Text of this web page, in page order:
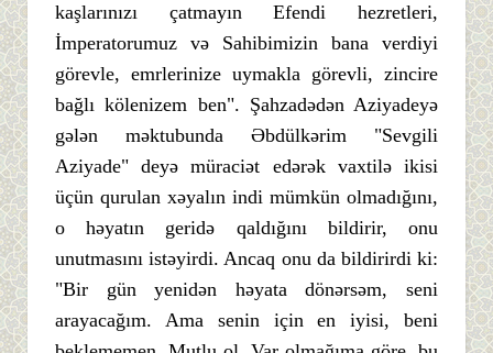
kaşlarınızı çatmayın Efendi hezretleri,
İmperatorumuz və Sahibimizin bana verdiyi
görevle, emrlerinize uymakla görevli, zincire
bağlı kölenizem ben". Şahzadədən Aziyadeyə
gələn məktubunda Əbdülkərim "Sevgili
Aziyade" deyə müraciət edərək vaxtilə ikisi
üçün qurulan xəyalın indi mümkün olmadığını,
o həyatın geridə qaldığını bildirir, onu
unutmasını istəyirdi. Ancaq onu da bildirirdi ki:
"Bir gün yenidən həyata dönərsəm, seni
arayacağım. Ama senin için en iyisi, beni